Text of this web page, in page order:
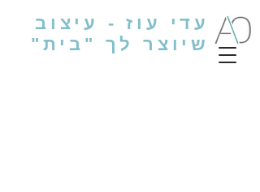
עדי עוז - עיצוב
שיוצר לך "בית"